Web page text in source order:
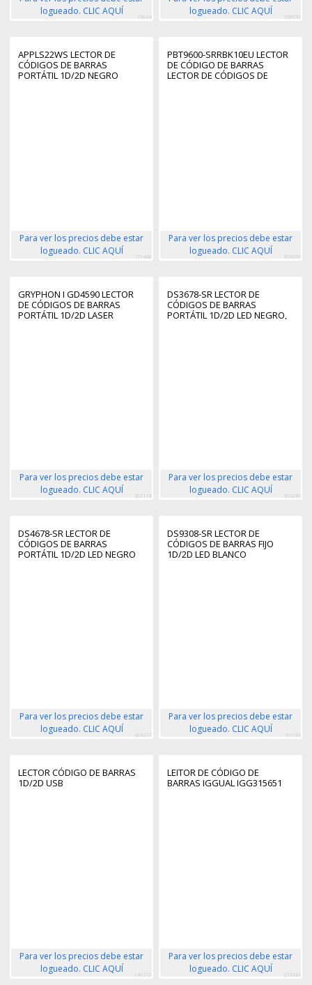
logueado. CLIC AQUÍ
73034
logueado. CLIC AQUÍ
109570
APPLS22WS LECTOR DE
CÓDIGOS DE BARRAS
PORTÁTIL 1D/2D NEGRO
Para ver los precios debe estar
logueado. CLIC AQUÍ
171468
PBT9600-SRRBK10EU LECTOR
DE CÓDIGO DE BARRAS
LECTOR DE CÓDIGOS DE
Para ver los precios debe estar
logueado. CLIC AQUÍ
303059
GRYPHON I GD4590 LECTOR
DE CÓDIGOS DE BARRAS
PORTÁTIL 1D/2D LASER
Para ver los precios debe estar
logueado. CLIC AQUÍ
303174
DS3678-SR LECTOR DE
CÓDIGOS DE BARRAS
PORTÁTIL 1D/2D LED NEGRO,
Para ver los precios debe estar
logueado. CLIC AQUÍ
303270
DS4678-SR LECTOR DE
CÓDIGOS DE BARRAS
PORTÁTIL 1D/2D LED NEGRO
Para ver los precios debe estar
logueado. CLIC AQUÍ
424217
DS9308-SR LECTOR DE
CÓDIGOS DE BARRAS FIJO
1D/2D LED BLANCO
Para ver los precios debe estar
logueado. CLIC AQUÍ
81193
LECTOR CÓDIGO DE BARRAS
1D/2D USB
Para ver los precios debe estar
logueado. CLIC AQUÍ
146712
LEITOR DE CÓDIGO DE
BARRAS IGGUAL IGG315651
Para ver los precios debe estar
logueado. CLIC AQUÍ
233343